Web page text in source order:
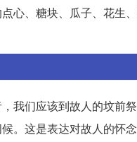
心、糖块、瓜子、花生
我们应该到故人的坟前
。这是表达对故人的怀